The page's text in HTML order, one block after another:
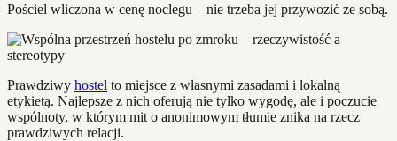
Pościel wliczona w cenę noclegu – nie trzeba jej przywozić ze sobą.
Prawdziwy hostel to miejsce z własnymi zasadami i lokalną
etykietą. Najlepsze z nich oferują nie tylko wygodę, ale i poczucie
wspólnoty, w którym mit o anonimowym tłumie znika na rzecz
prawdziwych relacji.